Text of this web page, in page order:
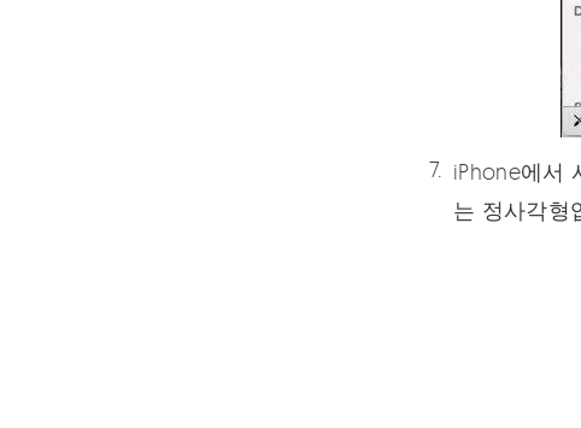
iPhone에서
는 정사각형